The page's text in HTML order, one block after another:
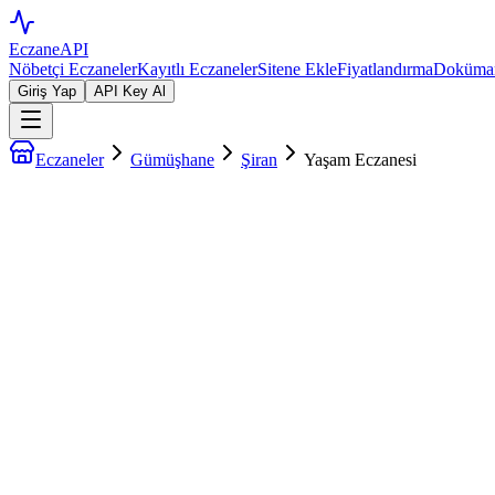
EczaneAPI
Nöbetçi EczanelerKayıtlı EczanelerSitene EkleFiyatlandırma
Giriş Yap API Key Al
Eczaneler Gümüşhane Şiran Yaşam Eczanesi